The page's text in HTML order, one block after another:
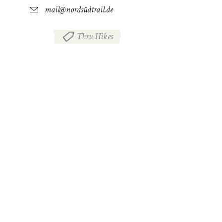
mail@nordsüdtrail.de
Thru-Hikes